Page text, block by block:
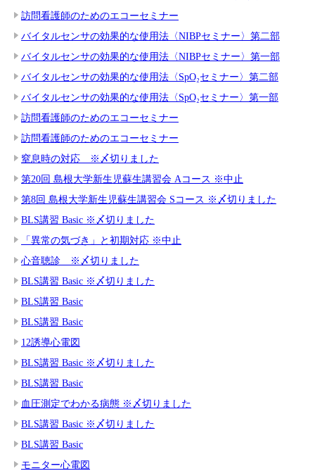
訪問看護師のためのエコーセミナー
バイタルセンサの効果的な使用法〈NIBPセミナー〉第二部
バイタルセンサの効果的な使用法〈NIBPセミナー〉第一部
バイタルセンサの効果的な使用法〈SpO₂セミナー〉第二部
バイタルセンサの効果的な使用法〈SpO₂セミナー〉第一部
訪問看護師のためのエコーセミナー
訪問看護師のためのエコーセミナー
窒息時の対応 ※〆切りました
第20回 島根大学新生児蘇生講習会 Aコース ※中止
第8回 島根大学新生児蘇生講習会 Sコース ※〆切りました
BLS講習 Basic ※〆切りました
「異常の気づき」と初期対応 ※中止
心音聴診 ※〆切りました
BLS講習 Basic ※〆切りました
BLS講習 Basic
BLS講習 Basic
12誘導心電図
BLS講習 Basic ※〆切りました
BLS講習 Basic
血圧測定でわかる病態 ※〆切りました
BLS講習 Basic ※〆切りました
BLS講習 Basic
モニター心電図